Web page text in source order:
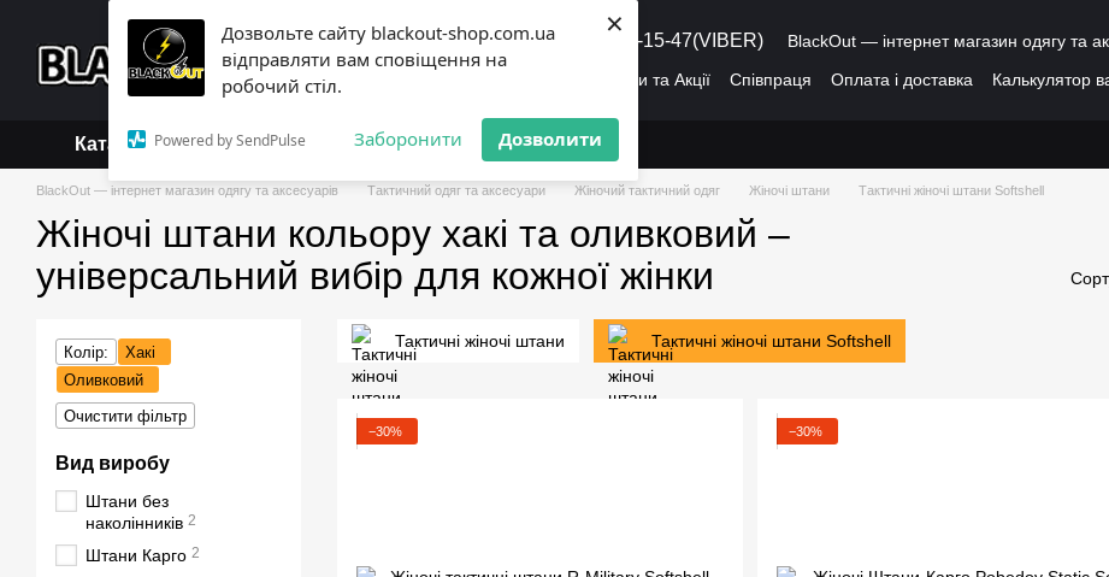
Дозвольте сайту blackout-shop.com.ua
відправляти вам сповіщення на
робочий стіл.
Powered by SendPulse Заборонити Дозволити
×
Перейти до основного контенту
+38 (068) 119-18-19,+38 (095) 486-15-47(VIBER)
BlackOut — інтернет магазин одягу та
Каталог
Знижки та Акції Співпраця Оплата і доставка
Калькулятор
Каталог
BlackOut — інтернет магазин одягу та аксесуарів Тактичний одяг та аксесуари Жіночий тактичний одяг Жіночі штани Тактичні жіночі штани Softshell
Жіночі штани кольору хакі та оливковий –
універсальний вибір для кожної жінки
Тактичні жіночі штани Тактичні жіночі штани Softshell
−30% −30%
Колір:
Хакі
Оливковий
Очистити фільтр
Вид виробу
Штани без
наколінників 2
Штани Карго 2